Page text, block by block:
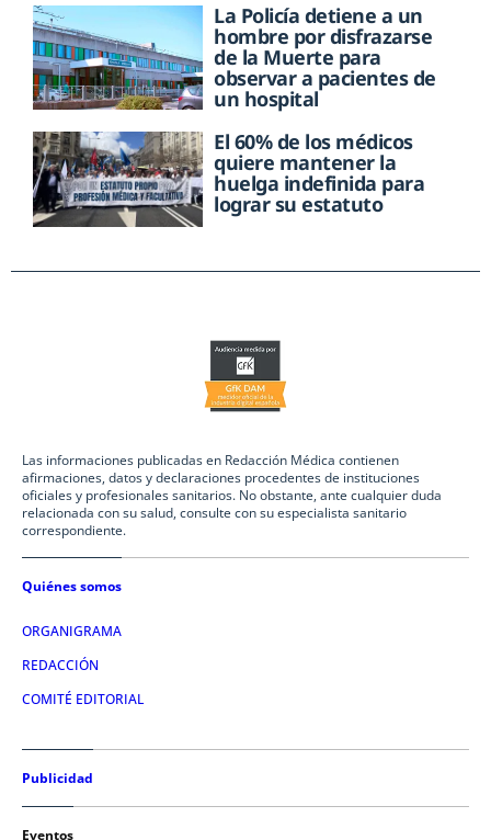
La Policía detiene a un
hombre por disfrazarse
de la Muerte para
observar a pacientes de
un hospital
El 60% de los médicos
quiere mantener la
huelga indefinida para
lograr su estatuto
Las informaciones publicadas en Redacción Médica contienen
afirmaciones, datos y declaraciones procedentes de instituciones
oficiales y profesionales sanitarios. No obstante, ante cualquier duda
relacionada con su salud, consulte con su especialista sanitario
correspondiente.
Quiénes somos
ORGANIGRAMA
REDACCIÓN
COMITÉ EDITORIAL
Publicidad
Eventos